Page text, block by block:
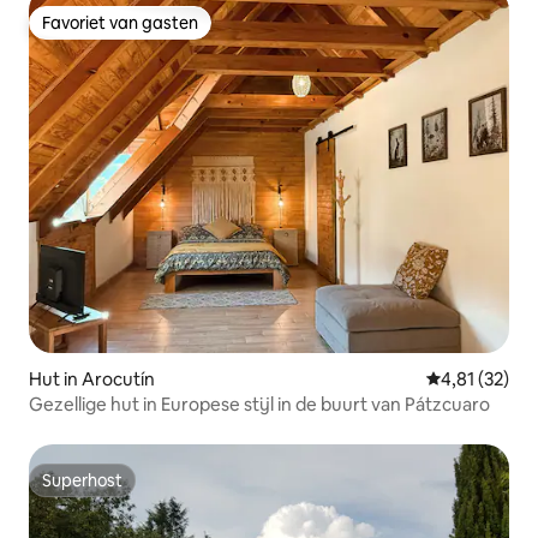
Favoriet van gasten
Favoriet van gasten
Hut in Arocutín Gemiddelde
4,81 (32)
Gezellige hut in Europese stijl in de buurt van Pátzcuaro
Superhost
Superhost